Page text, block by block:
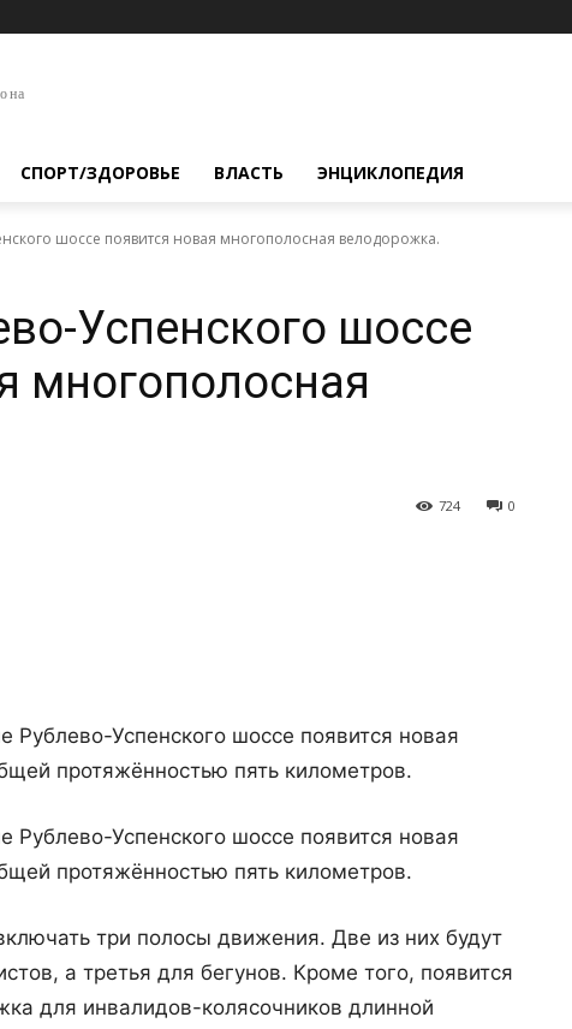
СПОРТ/ЗДОРОВЬЕ ВЛАСТЬ ЭНЦИКЛОПЕДИЯ
шоссе появится новая многополосная велодорожка.
Успенского шоссе
многополосная
0
724
Успенского шоссе появится новая
протяжённостью пять километров.
Успенского шоссе появится новая
протяжённостью пять километров.
три полосы движения. Две из них будут
а третья для бегунов. Кроме того, появится
для инвалидов-колясочников длинной